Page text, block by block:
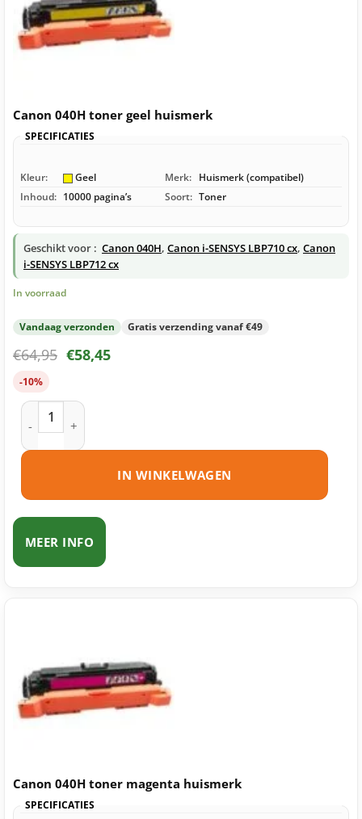
Canon 040H toner geel huismerk
SPECIFICATIES
Kleur: Geel Merk: Huismerk (compatibel)
Inhoud: 10000 pagina’s Soort: Toner
Geschikt voor : Canon 040H, Canon i-SENSYS LBP710 cx, Canon
i-SENSYS LBP712 cx
In voorraad
Vandaag verzonden Gratis verzending vanaf €49
€64,95 €58,45
-10%
Canon 040H toner geel huismerk aantal
IN WINKELWAGEN
MEER INFO
Canon 040H toner magenta huismerk
SPECIFICATIES